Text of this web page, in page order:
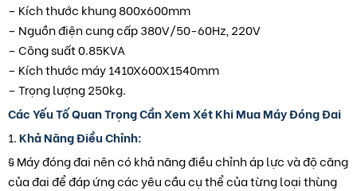
– Kích thước khung 800x600mm
– Nguồn điện cung cấp 380V/50-60Hz, 220V
– Công suất 0.85KVA
– Kích thước máy 1410X600X1540mm
– Trọng lượng 250kg.
Các Yếu Tố Quan Trọng Cần Xem Xét Khi Mua Máy Đóng Đai
1.Khả Năng Điều Chỉnh:
§ Máy đóng đai nên có khả năng điều chỉnh áp lực và độ căng
của đai để đáp ứng các yêu cầu cụ thể của từng loại thùng